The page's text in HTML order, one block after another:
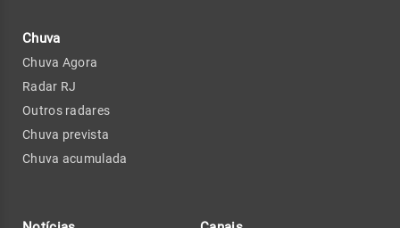
Chuva
Chuva Agora
Radar RJ
Outros radares
Chuva prevista
Chuva acumulada